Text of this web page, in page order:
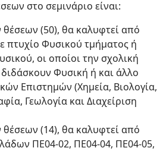
στo σεμινάριo είναι:
(50), θα καλυφτεί από
πτυχίο Φυσικού τμήματος ή
οι οποίοι την σχολική
Φυσική ή και άλλο
Επιστημών (Χημεία, Βιολογία,
Γεωλογία και Διαχείριση
(14), θα καλυφτεί από
ΠΕ04-02, ΠΕ04-04, ΠΕ04-05,